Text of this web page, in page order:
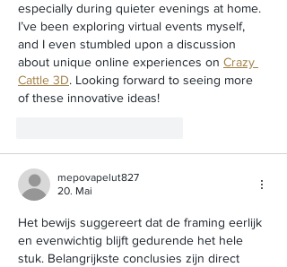
especially during quieter evenings at home.
I’ve been exploring virtual events myself,
and I even stumbled upon a discussion
about unique online experiences on Crazy
Cattle 3D. Looking forward to seeing more
of these innovative ideas!
mepovapelut827
20. Mai
Het bewijs suggereert dat de framing eerlijk
en evenwichtig blijft gedurende het hele
stuk. Belangrijkste conclusies zijn direct